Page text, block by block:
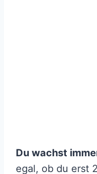
Du wachst
egal, ob du erst